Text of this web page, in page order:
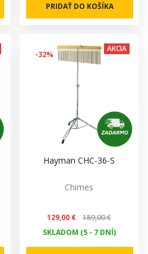
PRIDAŤ DO KOŠÍKA
-32%
AKCIA
Hayman CHC-36-S
Chimes
129,00 €
189,00 €
SKLADOM (5 - 7 DNÍ)